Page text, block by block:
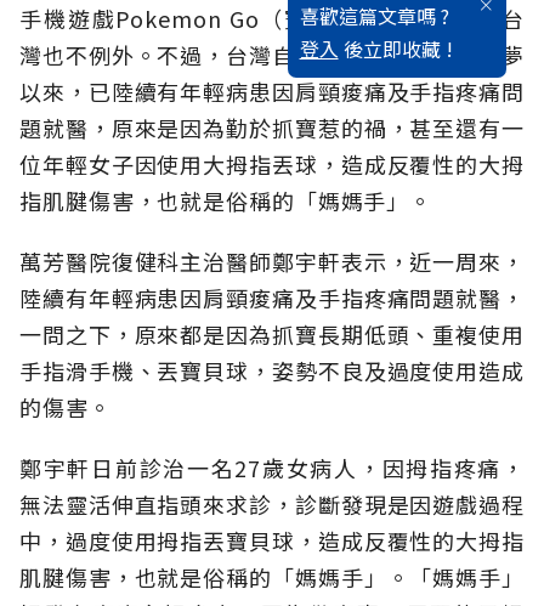
喜歡這篇文章嗎 ?
登入 後立即收藏 !
手機遊戲Pokemon Go（寶可夢）風靡全球，台
灣也不例外。不過，台灣自８月初開放下載寶可夢
以來，已陸續有年輕病患因肩頸痠痛及手指疼痛問
題就醫，原來是因為勤於抓寶惹的禍，甚至還有一
位年輕女子因使用大拇指丟球，造成反覆性的大拇
指肌腱傷害，也就是俗稱的「媽媽手」。
萬芳醫院復健科主治醫師鄭宇軒表示，近一周來，
陸續有年輕病患因肩頸痠痛及手指疼痛問題就醫，
一問之下，原來都是因為抓寶長期低頭、重複使用
手指滑手機、丟寶貝球，姿勢不良及過度使用造成
的傷害。
鄭宇軒日前診治一名27歲女病人，因拇指疼痛，
無法靈活伸直指頭來求診，診斷發現是因遊戲過程
中，過度使用拇指丟寶貝球，造成反覆性的大拇指
肌腱傷害，也就是俗稱的「媽媽手」。「媽媽手」